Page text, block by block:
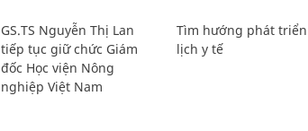
GS.TS Nguyễn Thị Lan
tiếp tục giữ chức Giám
đốc Học viện Nông
nghiệp Việt Nam
Tìm hướng phát
lịch y tế